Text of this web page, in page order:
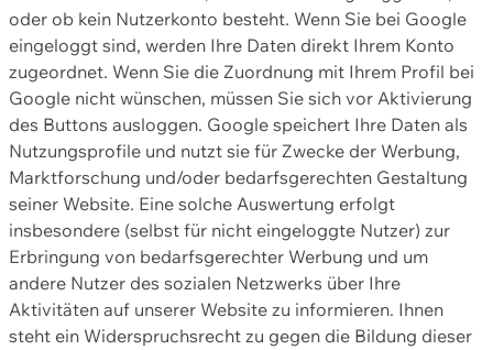
oder ob kein Nutzerkonto besteht. Wenn Sie bei Google
eingeloggt sind, werden Ihre Daten direkt Ihrem Konto
zugeordnet. Wenn Sie die Zuordnung mit Ihrem Profil bei
Google nicht wünschen, müssen Sie sich vor Aktivierung
des Buttons ausloggen. Google speichert Ihre Daten als
Nutzungsprofile und nutzt sie für Zwecke der Werbung,
Marktforschung und/oder bedarfsgerechten Gestaltung
seiner Website. Eine solche Auswertung erfolgt
insbesondere (selbst für nicht eingeloggte Nutzer) zur
Erbringung von bedarfsgerechter Werbung und um
andere Nutzer des sozialen Netzwerks über Ihre
Aktivitäten auf unserer Website zu informieren. Ihnen
steht ein Widerspruchsrecht zu gegen die Bildung dieser